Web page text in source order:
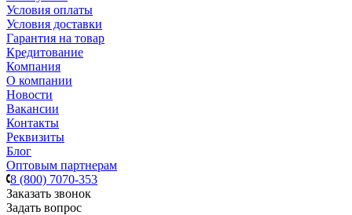
Условия оплаты
Условия доставки
Гарантия на товар
Кредитование
Компания
О компании
Новости
Вакансии
Контакты
Реквизиты
Блог
Оптовым партнерам
8 (800) 7070-353
Заказать звонок
Задать вопрос